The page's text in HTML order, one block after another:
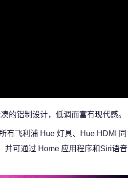
的铝制设计，低调而富有现代感。
有飞利浦 Hue 灯具、Hue HDMI 同
并可通过 Home 应用程序和Siri语音